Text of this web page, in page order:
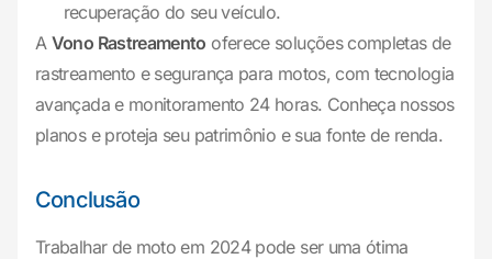
recuperação do seu veículo.
A Vono Rastreamento oferece soluções completas de
rastreamento e segurança para motos, com tecnologia
avançada e monitoramento 24 horas. Conheça nossos
planos e proteja seu patrimônio e sua fonte de renda.
Conclusão
Trabalhar de moto em 2024 pode ser uma ótima